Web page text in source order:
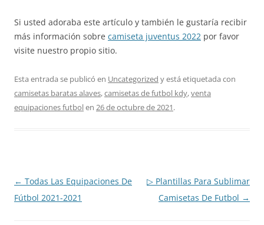
Si usted adoraba este artículo y también le gustaría recibir
más información sobre camiseta juventus 2022 por favor
visite nuestro propio sitio.
Esta entrada se publicó en Uncategorized y está etiquetada con
camisetas baratas alaves,camisetas de futbol kdy,venta
equipaciones futbolen 26 de octubre de 2021.
Navegación
de
← Todas Las Equipaciones De
Fútbol 2021-2021
▷ Plantillas Para Sublimar
Camisetas De Futbol →